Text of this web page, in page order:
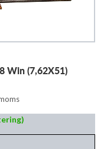
Win (7,62X51)